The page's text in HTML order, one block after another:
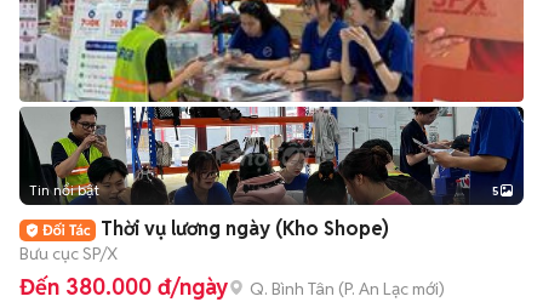
Tin nổi bật 5
Thời vụ lương ngày (Kho Shope)
Bưu cục SP/X
Đến 380.000 đ/ngày Q. Bình Tân (P. An Lạc mới)